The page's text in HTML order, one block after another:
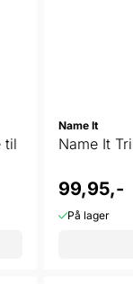
til
Name It
Name It
99,95,-
På lager